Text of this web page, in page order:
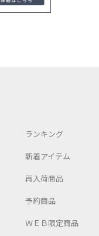
ランキング
新着アイテム
再入荷商品
予約商品
ＷＥＢ限定商品